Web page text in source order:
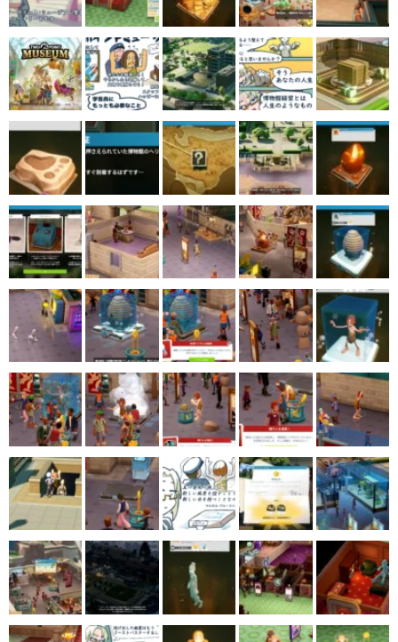
女性向け
アプリレビュー
その他
電ファミニコゲーマーとは？
運営：株式会社マレ